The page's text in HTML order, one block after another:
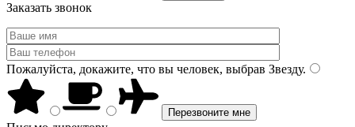
Заказать звонок
Пожалуйста, докажите, что вы человек, выбрав Звезду.